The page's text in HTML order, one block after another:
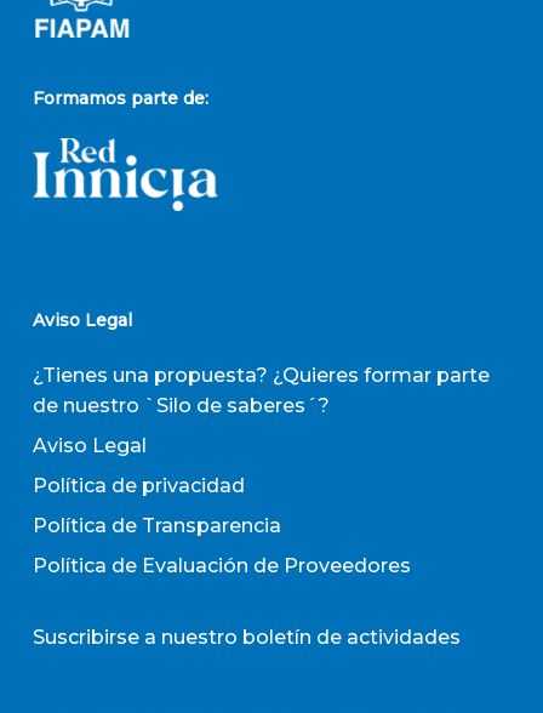
Formamos parte de:
Aviso Legal
¿Tienes una propuesta? ¿Quieres formar parte
de nuestro `Silo de saberes´?
Aviso Legal
Política de privacidad
Política de Transparencia
Política de Evaluación de Proveedores
Suscribirse a nuestro boletín de actividades